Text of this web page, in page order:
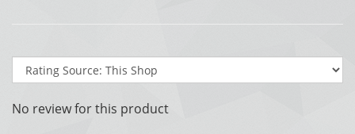
No review for this product